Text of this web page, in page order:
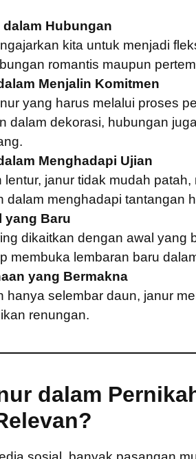
Hubungan
kita untuk menjadi
romantis maupun
Menjalin Komitmen
yang harus melalui proses
dalam dekorasi, hubungan
Menghadapi Ujian
lentur, janur tidak mudah
dalam menghadapi tantangan
yang Baru
dikaitkan dengan awal yang
membuka lembaran baru
yang Bermakna
hanya selembar daun, janur
renungan.
dalam